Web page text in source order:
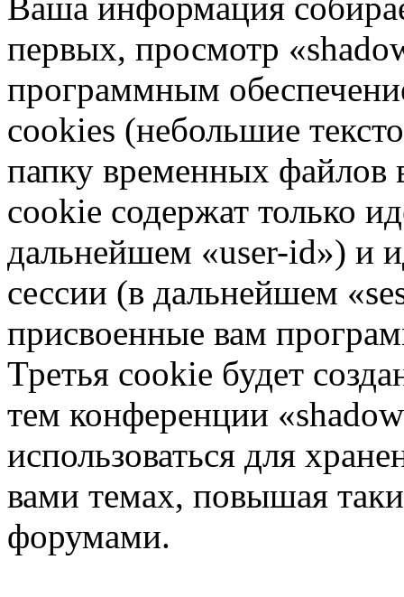
Ваша информация
первых, просмотр
программным
cookies (небольшие
папку временных файлов
cookie содержат только
дальнейшем «user-id») и
сессии (в дальнейшем
присвоенные вам
Третья cookie будет
тем конференции
использоваться для
вами темах, повышая
форумами.